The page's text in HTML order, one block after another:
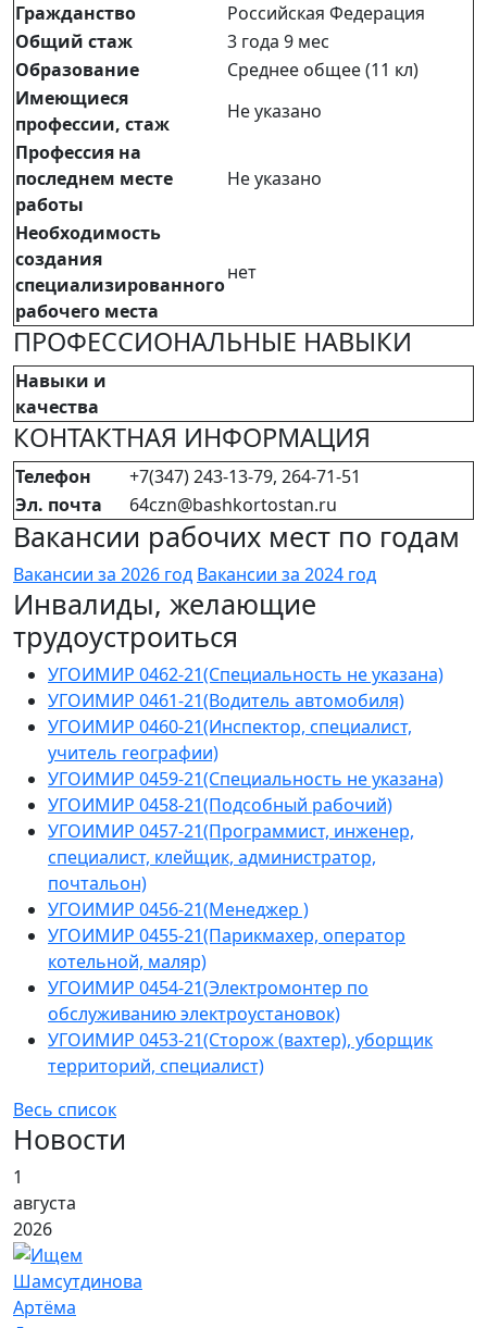
Гражданство
Российская Федерация
Общий стаж
3 года 9 мес
Образование
Среднее общее (11 кл)
Имеющиеся
профессии, стаж
Не указано
Профессия на
последнем месте
работы
Не указано
Необходимость
создания
специализированного
рабочего места
нет
ПРОФЕССИОНАЛЬНЫЕ НАВЫКИ
Навыки и
качества
КОНТАКТНАЯ ИНФОРМАЦИЯ
Телефон
+7(347) 243-13-79, 264-71-51
Эл. почта
64czn@bashkortostan.ru
Вакансии рабочих мест по годам
Вакансии за 2026 год Вакансии за 2024 год
Инвалиды, желающие
трудоустроиться
УГОИМИР 0462-21(Специальность не указана)
УГОИМИР 0461-21(Водитель автомобиля)
УГОИМИР 0460-21(Инспектор, специалист,
учитель географии)
УГОИМИР 0459-21(Специальность не указана)
УГОИМИР 0458-21(Подсобный рабочий)
УГОИМИР 0457-21(Программист, инженер,
специалист, клейщик, администратор,
почтальон)
УГОИМИР 0456-21(Менеджер )
УГОИМИР 0455-21(Парикмахер, оператор
котельной, маляр)
УГОИМИР 0454-21(Электромонтер по
обслуживанию электроустановок)
УГОИМИР 0453-21(Сторож (вахтер), уборщик
территорий, специалист)
Весь список
Новости
1
августа
2026